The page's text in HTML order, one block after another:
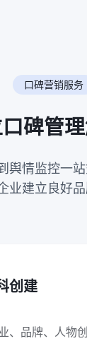
口碑营销服务
碑管
舆情监控一
业建立良好
创建
、品牌、人物